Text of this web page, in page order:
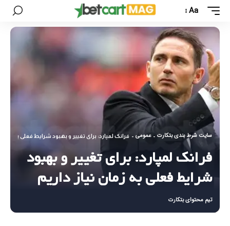
Aa
سایت شرط بندی بتکارت - عمومی - فرانک لمپارد: برای تغییر و بهبود شرایط فعلی به زمان
فرانک لمپارد: برای تغییر و بهبود
شرایط فعلی به زمان نیاز داریم
تیم محتوای بتکارت